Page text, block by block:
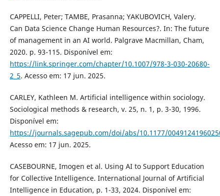
CAPPELLI, Peter; TAMBE, Prasanna; YAKUBOVICH, Valery.
Can Data Science Change Human Resources?. In: The future
of management in an AI world. Palgrave Macmillan, Cham,
2020. p. 93-115. Disponível em:
https://link.springer.com/chapter/10.1007/978-3-030-20680-
2_5. Acesso em: 17 jun. 2025.
CARLEY, Kathleen M. Artificial intelligence within sociology.
Sociological methods & research, v. 25, n. 1, p. 3-30, 1996.
Disponível em:
https://journals.sagepub.com/doi/abs/10.1177/
Acesso em: 17 jun. 2025.
CASEBOURNE, Imogen et al. Using AI to Support Education
for Collective Intelligence. International Journal of Artificial
Intelligence in Education, p. 1-33, 2024. Disponível em: